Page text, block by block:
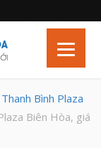
Bình Plaza
Biên Hòa, giá